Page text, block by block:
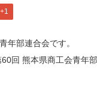
+1
年部連合会です。
回 熊本県商工会青年